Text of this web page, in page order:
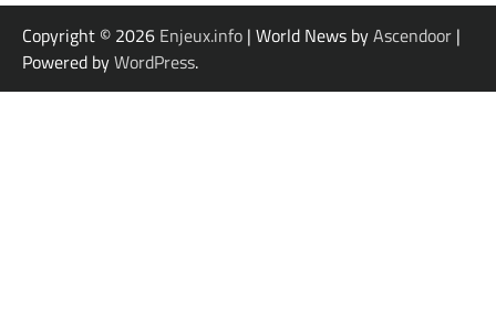
Copyright © 2026 Enjeux.info | World News byAscendoor |
Powered byWordPress.